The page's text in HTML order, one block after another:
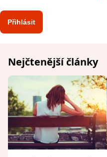
Nejčtenější články